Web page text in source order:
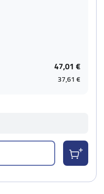
47,01 €
37,61 €